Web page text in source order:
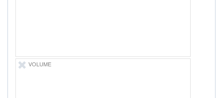
Non éligible
Boursobank
VOLUME